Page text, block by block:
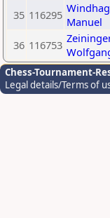
35 116295 Manuel
36 116753
Chess-Tournament-
Legal details/Terms of